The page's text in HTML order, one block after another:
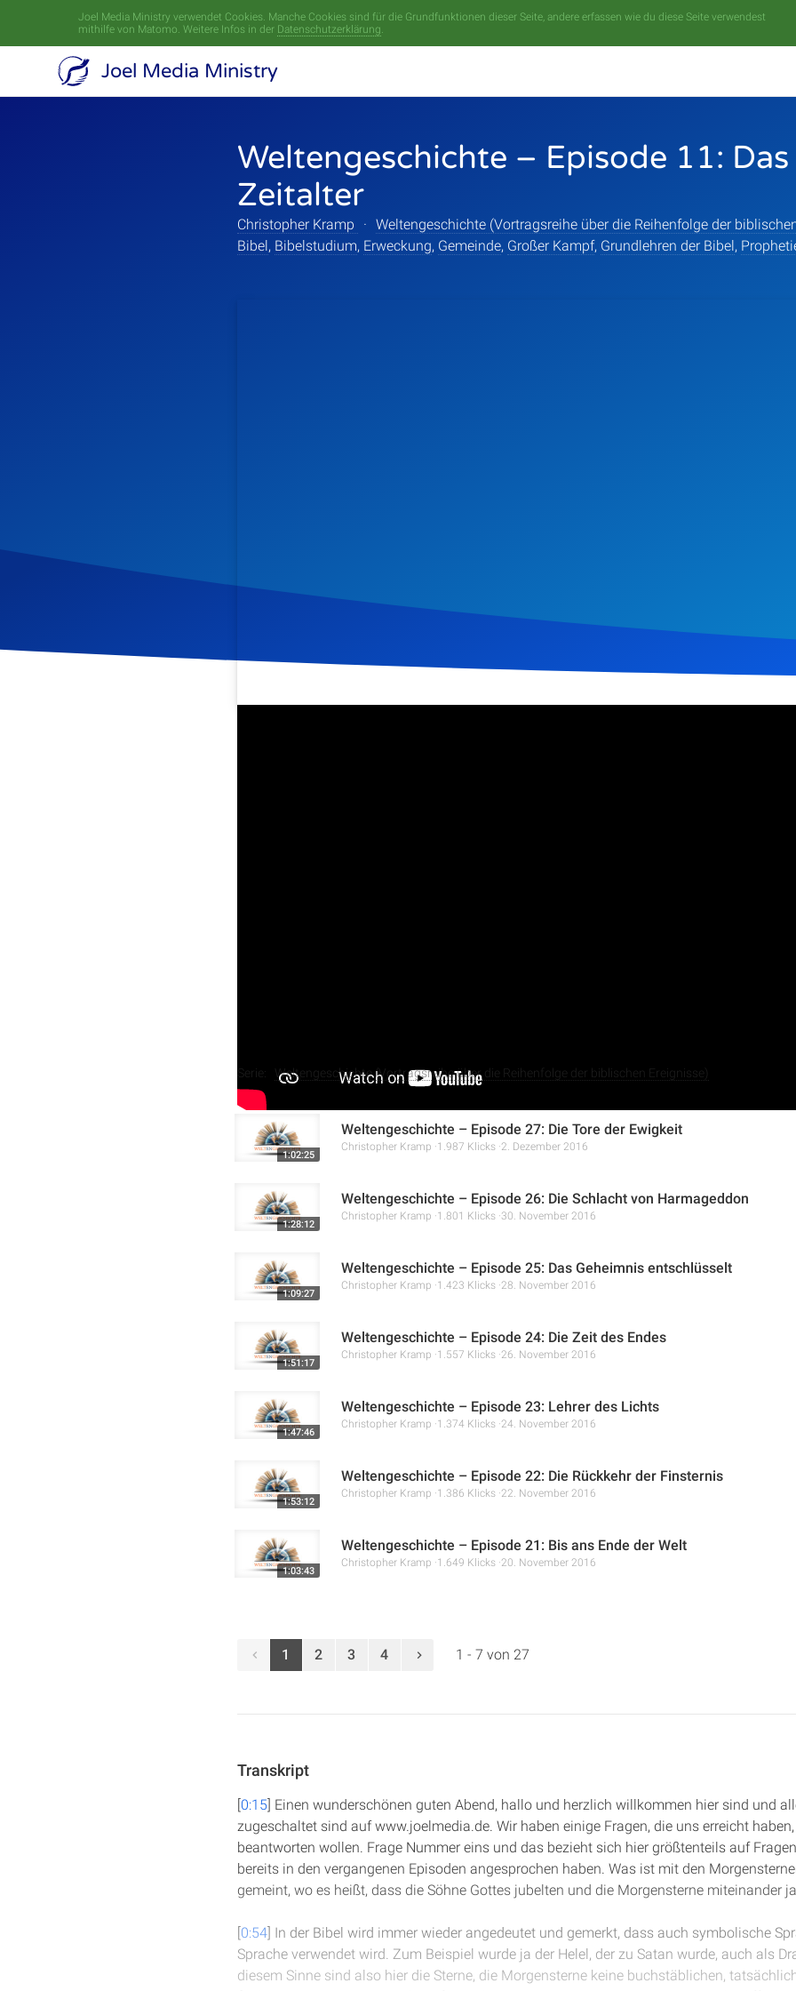
Joel Media Ministry verwendet Cookies. Manche Cookies sind für die Grundfunktionen dieser Seite, andere erfassen wie du diese Seite verwendest
mithilfe von Matomo. Weitere Infos in der Datenschutzerklärung.
Joel Media Ministry
Weltengeschichte – Episode 11:
Zeitalter
Christopher Kramp · Weltengeschichte (Vortragsreihe über die Reihenfolge der
Bibel, Bibelstudium, Erweckung, Gemeinde, Großer Kampf, Grundlehren der Bibel,
Serie: Weltengeschichte (Vortragsreihe über die Reihenfolge der biblischen Ereignisse)
1:02:25
Weltengeschichte – Episode 27: Die Tore der Ewigkeit
Christopher Kramp 1.987 Klicks 2. Dezember 2016
1:28:12
Weltengeschichte – Episode 26: Die Schlacht von Harmageddon
Christopher Kramp 1.801 Klicks 30. November 2016
1:09:27
Weltengeschichte – Episode 25: Das Geheimnis entschlüsselt
Christopher Kramp 1.423 Klicks 28. November 2016
1:51:17
Weltengeschichte – Episode 24: Die Zeit des Endes
Christopher Kramp 1.557 Klicks 26. November 2016
1:47:46
Weltengeschichte – Episode 23: Lehrer des Lichts
Christopher Kramp 1.374 Klicks 24. November 2016
1:53:12
Weltengeschichte – Episode 22: Die Rückkehr der Finsternis
Christopher Kramp 1.386 Klicks 22. November 2016
1:03:43
Weltengeschichte – Episode 21: Bis ans Ende der Welt
Christopher Kramp 1.649 Klicks 20. November 2016
1 2 3 4 1 - 7 von 27
Transkript
[0:15] Einen wunderschönen guten Abend, hallo und herzlich willkommen hier sind und
zugeschaltet sind auf www.joelmedia.de. Wir haben einige Fragen, die uns erreicht
beantworten wollen. Frage Nummer eins und das bezieht sich hier größtenteils auf
bereits in den vergangenen Episoden angesprochen haben. Was ist mit den
gemeint, wo es heißt, dass die Söhne Gottes jubelten und die Morgensterne miteinander
[0:54] In der Bibel wird immer wieder angedeutet und gemerkt, dass auch symbolische
Sprache verwendet wird. Zum Beispiel wurde ja der Helel, der zu Satan wurde, auch als
diesem Sinne sind also hier die Sterne, die Morgensterne keine buchstäblichen,